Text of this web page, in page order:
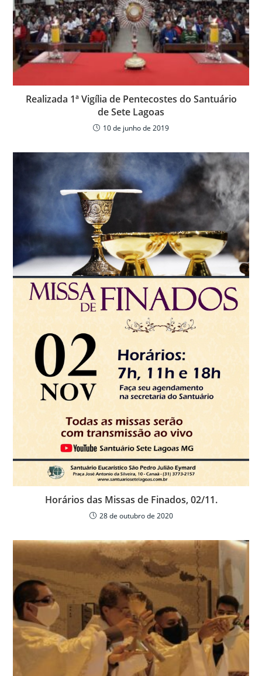
Realizada 1ª Vigília de Pentecostes do Santuário
de Sete Lagoas
10 de junho de 2019
Horários das Missas de Finados, 02/11.
28 de outubro de 2020